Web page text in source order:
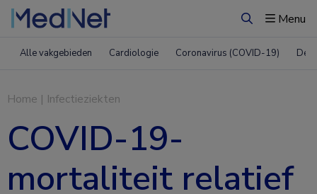
ZoekenMenu
Alle vakgebieden Cardiologie Coronavirus (COVID-19)
Home | Infectieziekten
COVID-19-
mortaliteit relatief